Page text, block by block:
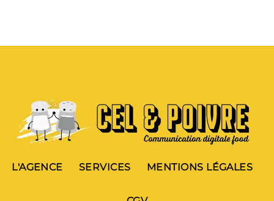
L'AGENCE SERVICES MENTIONS LÉGALES